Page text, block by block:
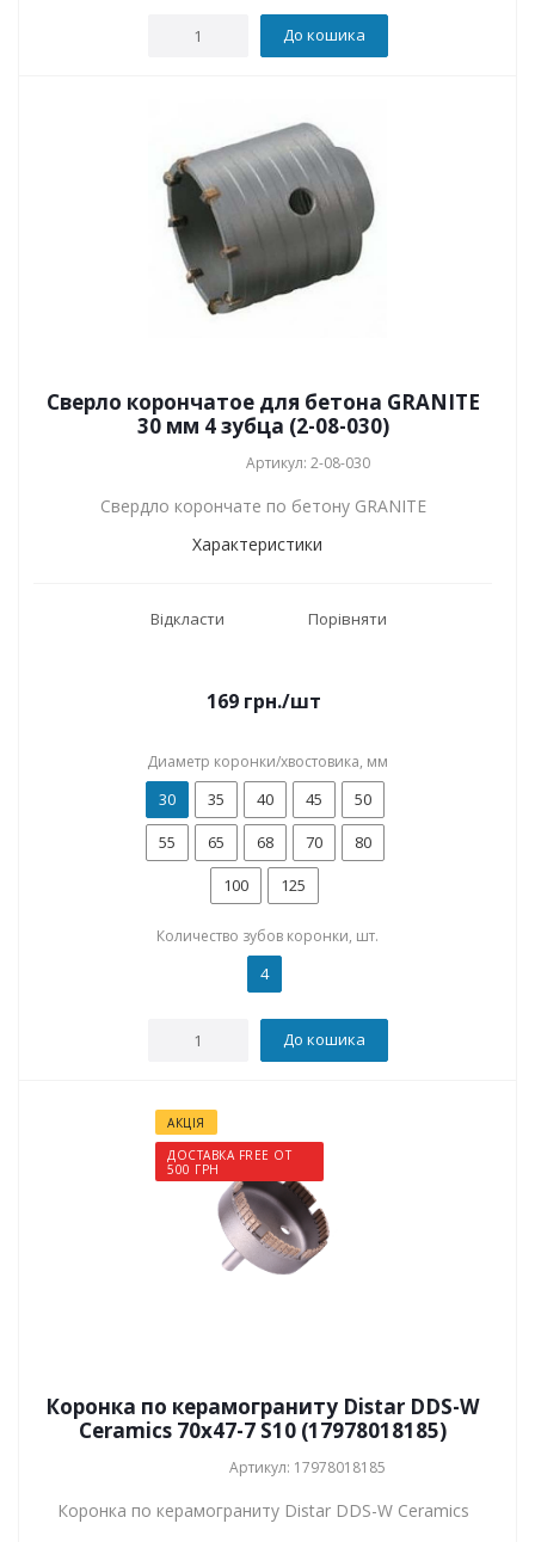
До кошика
Сверло корончатое для бетона GRANITE
30 мм 4 зубца (2-08-030)
Артикул: 2-08-030
Свердло корончате по бетону GRANITE
Характеристики
Відкласти Порівняти
169грн./шт
Диаметр коронки/хвостовика, мм
30 35 40 45
50
55
65 68 70
80
100
125
Количество зубов коронки, шт.
4
До кошика
АКЦІЯ
ДОСТАВКА FREE ОТ
500 ГРН
Коронка по керамограниту Distar DDS-W
Ceramics 70x47-7 S10 (17978018185)
Артикул: 17978018185
Коронка по керамограниту Distar DDS-W Ceramics